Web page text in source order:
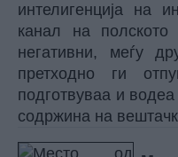
интелигенција на
канал на
негативни, меѓу
претходно ги
подготвуваа и
содржина на